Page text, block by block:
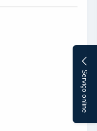
Serviço online